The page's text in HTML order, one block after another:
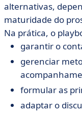
alternativas,
maturidade do
Na prática, o
garantir o
gerenciar
formular as
adaptar o